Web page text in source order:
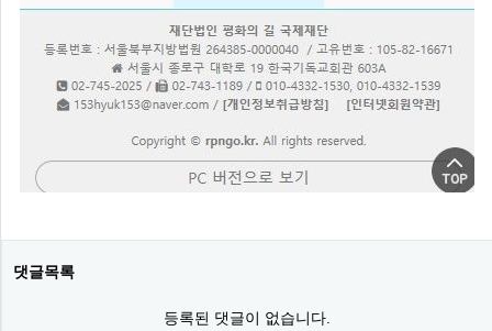
댓글목록
등록된 댓글이 없습니다.